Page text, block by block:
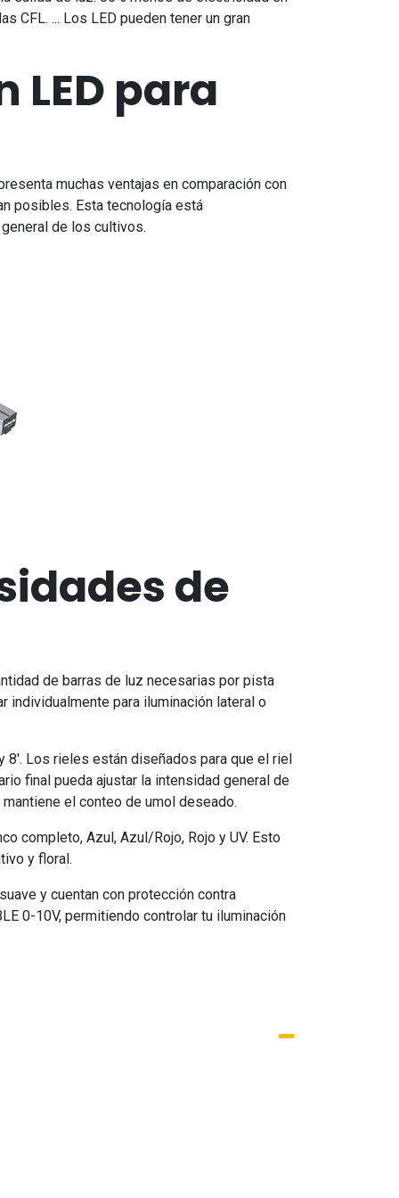
CFL. ... Los LED pueden tener un gran
para
muchas ventajas en comparación con
posibles. Esta tecnología está
de los cultivos.
de
de barras de luz necesarias por pista
individualmente para iluminación lateral o
8'. Los rieles están diseñados para que el riel
final pueda ajustar la intensidad general de
el conteo de umol deseado.
completo, Azul, Azul/Rojo, Rojo y UV. Esto
y floral.
y cuentan con protección contra
0-10V, permitiendo controlar tu iluminación